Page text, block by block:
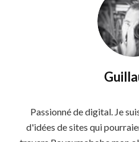
Passionné de digital. Je
d'idées de sites qui